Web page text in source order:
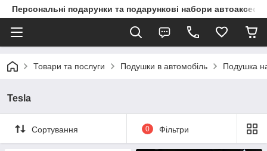
Персональні подарунки та подарункові набори
Товари та послуги Подушки в автомобіль Подушка
Tesla
Сортування 0 Фільтри